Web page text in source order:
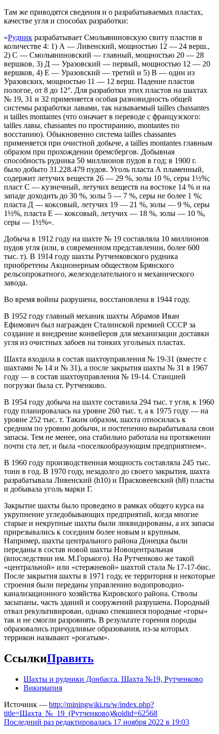
Там же приводятся сведения и о разрабатываемых пластах,
качестве угля и способах разработки:
«Рудник разрабатывает Смольяниновскую свиту пластов в
количестве 4: 1) А — Ливенский, мощностью 12 — 24 верш.,
2) С — Смольяниновский — главный, мощностью 20 — 28
вершков, 3) Д — Уразовский — первый, мощностью 12 — 20
вершков, 4) Е — Уразовский — третий и 5) В — один из
Уразовских, мощностью 11 — 12 верш. Падение пластов
пологое, от 8 до 12°. Для разработки этих пластов на шахтах
№ 19, 31 и 32 применяется особая разновидность общей
системы разработки лавами, так называемый tailles chassantes
и tailles montantes (что означает в переводе с французского:
tailles лавы, chassantes по простиранию, montantes по
восстанию). Обыкновенно система tailles chassantes
применяется при очистной добыче, a tailles montantes главным
образом при прохождении бремсбергов. Добывная
способность рудника 50 миллионов пудов в год; в 1900 г.
было добыто 31.228.479 пудов. Уголь пласта А пламенный,
содержит летучих веществ 26 — 29 %, золы 10 %, серы 1½%;
пласт С — кузнечный, летучих веществ на востоке 14 % и на
западе доходить до 30 %, золы 5 — 7 %, серы не более 1 %;
пласта Д — коксовый, летучих 19 — 21 %, золы — 9 %, серы
1½%, пласта Е — коксовый, летучих — 18 %, золы — 10 %,
серы — 1½%».
Добыча в 1912 году на шахте № 19 составляла 10 миллионов
пудов угля (или, в современном представлении, более 600
тыс. т). В 1914 году шахты Рутченковского рудника
приобретены Акционерным обществом Брянского
рельсопрокатного, железоделательного и механического
завода.
Во время войны разрушена, восстановлена в 1944 году.
В 1952 году главный механик шахты Абрамов Иван
Ефимович был награжден Сталинской премией СССР за
создание и внедрение конвейеров для механизации доставки
угля из очистных забоев на тонких угольных пластах.
Шахта входила в состав шахтоуправления № 19-31 (вместе с
шахтами № 14 и № 31), а после закрытия шахты № 31 в 1967
году — в состав шахтоуправления № 19-14. Станцией
погрузки была ст. Рутченково.
В 1954 году добыча на шахте составила 294 тыс. т угля, к 1960
году планировалась на уровне 260 тыс. т, а к 1975 году — на
уровне 252 тыс. т. Таким образом, шахта относилась к
средним по уровню добычи, и постепенно вырабатывала свои
запасы. Тем не менее, она стабильно работала на протяжении
почти ста лет, и была «поселкообразующим предприятием».
В 1960 году производственная мощность составляла 245 тыс.
тонн в год. В 1970 году, незадолго до своего закрытия, шахта
разрабатывала Ливенский (h10) и Прасковеевский (h8) пласты
и добывала уголь марки Г.
Закрытие шахты было проведено в рамках общего курса на
укрупнение угледобывающих предприятий, когда многие
старые и некрупные шахты были ликвидированы, а их запасы
прирезывались к соседним более новым и крупным.
Например, шахты центрального района Донецка были
переданы в состав новой шахты Новоцентральная
(впоследствии им. М.Горького). На Рутченково же такой
«центральной» или «стержневой» шахтой стала № 17-17-бис.
После закрытия шахты в 1971 году, ее территория и некоторые
строения были переданы управлению водопроводно-
канализационного хозяйства Кировского района. Стволы
засыпаны, часть зданий и сооружений разрушена. Породный
отвал рекультивирован, однако спекшиеся породные «горы»
так и не смогли разровнять. В результате горения породы
образовались причудливые образования, из-за которых
террикон называют «рогатым».
СсылкиПравить
Шахты и рудники Донбасса. Шахта №19, Рутченково
Викимапия
Источник — http://miningwiki.ru/w/index.php?
title=Шахта_№_19_(Рутченково)&oldid=62568
Последний раз редактировалась 17 ноября 2022 в 19:03